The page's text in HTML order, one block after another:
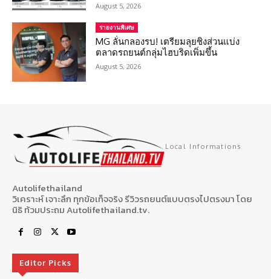
August 5, 2026
รายงานพิเศษ
MG ลั่นกลองรบ! เตรียมลุยชิงส่วนแบ่ง
ตลาดรถยนต์กลุ่มไฮบริดเพิ่มขึ้น
August 5, 2026
Local Informations
Autolifethailand
วิเคราะห์ เจาะลึก ทุกข้อเท็จจริง รีวิวรถยนต์แบบตรงไปตรงมา โดย
นิธิ ท้วมประถม Autolifethailand.tv.
Editor Picks